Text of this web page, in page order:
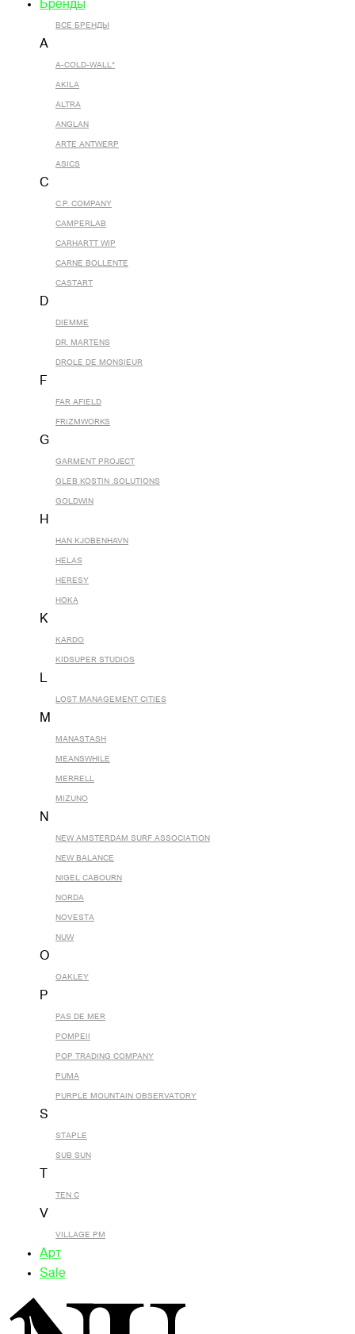
Бренды
ВСЕ БРЕНДЫ
A
A-COLD-WALL*
AKILA
ALTRA
ANGLAN
ARTE ANTWERP
ASICS
C
C.P. COMPANY
CAMPERLAB
CARHARTT WIP
CARNE BOLLENTE
CASTART
D
DIEMME
DR. MARTENS
DROLE DE MONSIEUR
F
FAR AFIELD
FRIZMWORKS
G
GARMENT PROJECT
GLEB KOSTIN .SOLUTIONS
GOLDWIN
H
HAN KJOBENHAVN
HELAS
HERESY
HOKA
K
KARDO
KIDSUPER STUDIOS
L
LOST MANAGEMENT CITIES
M
MANASTASH
MEANSWHILE
MERRELL
MIZUNO
N
NEW AMSTERDAM SURF ASSOCIATION
NEW BALANCE
NIGEL CABOURN
NORDA
NOVESTA
NUW
O
OAKLEY
P
PAS DE MER
POMPEII
POP TRADING COMPANY
PUMA
PURPLE MOUNTAIN OBSERVATORY
S
STAPLE
SUB SUN
TEN C
V
VILLAGE PM
Арт
Sale